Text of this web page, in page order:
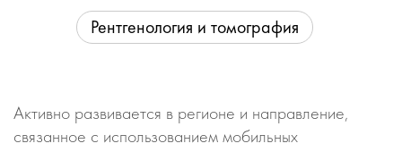
Рентгенология и томография
Активно развивается в регионе и направление,
связанное с использованием мобильных